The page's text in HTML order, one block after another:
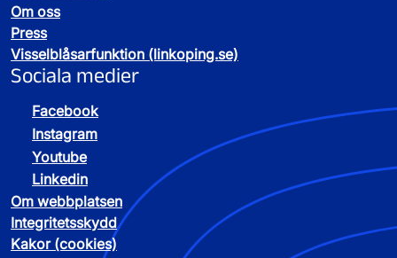
Om oss
Press
Visselblåsarfunktion (linkoping.se)
Sociala medier
Facebook
Instagram
Youtube
Linkedin
Om webbplatsen
Integritetsskydd
Kakor (cookies)